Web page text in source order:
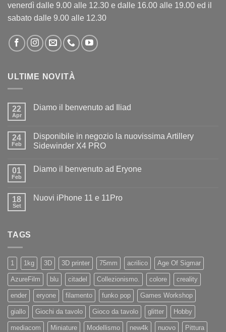
venerdì dalle 9.00 alle 12.30 e dalle 16.00 alle 19.00 ed il
sabato dalle 9.00 alle 12.30
ULTIME NOVITÀ
22
Apr
Diamo il benvenuto ad Iliad
Diamo
il
benvenuto
24
Feb
Disponibile in negozio la nuovissima Artillery
Sidewinder X4 PRO
su
la
nuovissima
01
Feb
Diamo il benvenuto ad Eryone
Diamo
18
Set
Nuovi iPhone 11 e 11Pro
TAGS
1 1kg 3D 3D printer 75mm acrilico Age Of Sigmar
AzureFilm blu citadel Collezionismo. colore creality
ender eryone filamento funko pop Games Workshop
giallo Giochi da tavolo Gioco da tavolo glitter Hobby
mediacom Miniature Modellismo new4k nuovo Pittura